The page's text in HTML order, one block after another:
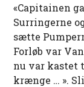
«Capitainen
Surringerne
sætte
Forløb var
nu var kastet
krænge … ».